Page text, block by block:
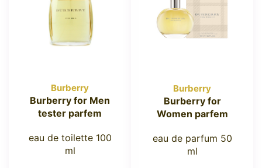
Burberry
Burberry for Men
tester parfem
eau de toilette 100
ml
Burberry
Burberry for
Women parfem
eau de parfum 50
ml